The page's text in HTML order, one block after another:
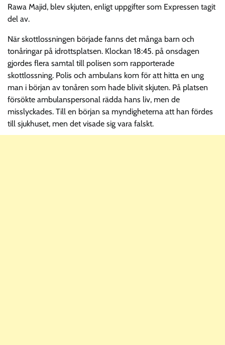
Rawa Majid, blev skjuten, enligt uppgifter som Expressen tagit
del av.
När skottlossningen började fanns det många barn och
tonåringar på idrottsplatsen. Klockan 18:45. på onsdagen
gjordes flera samtal till polisen som rapporterade
skottlossning. Polis och ambulans kom för att hitta en ung
man i början av tonåren som hade blivit skjuten. På platsen
försökte ambulanspersonal rädda hans liv, men de
misslyckades. Till en början sa myndigheterna att han fördes
till sjukhuset, men det visade sig vara falskt.